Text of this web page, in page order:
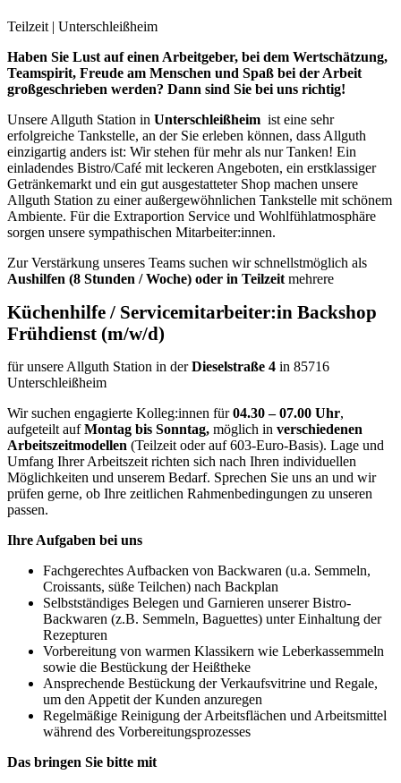
Teilzeit | Unterschleißheim
Haben Sie Lust auf einen Arbeitgeber, bei dem Wertschätzung,
Teamspirit, Freude am Menschen und Spaß bei der Arbeit
großgeschrieben werden? Dann sind Sie bei uns richtig!
Unsere Allguth Station in Unterschleißheim ist eine sehr
erfolgreiche Tankstelle, an der Sie erleben können, dass Allguth
einzigartig anders ist: Wir stehen für mehr als nur Tanken! Ein
einladendes Bistro/Café mit leckeren Angeboten, ein erstklassiger
Getränkemarkt und ein gut ausgestatteter Shop machen unsere
Allguth Station zu einer außergewöhnlichen Tankstelle mit schönem
Ambiente. Für die Extraportion Service und Wohlfühlatmosphäre
sorgen unsere sympathischen Mitarbeiter:innen.
Zur Verstärkung unseres Teams suchen wir schnellstmöglich als
Aushilfen (8 Stunden / Woche) oder in Teilzeit mehrere
Küchenhilfe / Servicemitarbeiter:in Backshop
Frühdienst (m/w/d)
für unsere Allguth Station in derDieselstraße 4 in 85716
Unterschleißheim
Wir suchen engagierte Kolleg:innen für04.30 – 07.00 Uhr,
aufgeteilt aufMontag bis Sonntag, möglich in verschiedenen
Arbeitszeitmodellen (Teilzeit oder auf 603-Euro-Basis). Lage und
Umfang Ihrer Arbeitszeit richten sich nach Ihren individuellen
Möglichkeiten und unserem Bedarf. Sprechen Sie uns an und wir
prüfen gerne, ob Ihre zeitlichen Rahmenbedingungen zu unseren
passen.
Ihre Aufgaben bei uns
Fachgerechtes Aufbacken von Backwaren (u.a. Semmeln,
Croissants, süße Teilchen) nach Backplan
Selbstständiges Belegen und Garnieren unserer Bistro-
Backwaren (z.B. Semmeln, Baguettes) unter Einhaltung der
Rezepturen
Vorbereitung von warmen Klassikern wie Leberkassemmeln
sowie die Bestückung der Heißtheke
Ansprechende Bestückung der Verkaufsvitrine und Regale,
um den Appetit der Kunden anzuregen
Regelmäßige Reinigung der Arbeitsflächen und Arbeitsmittel
während des Vorbereitungsprozesses
Das bringen Sie bitte mit